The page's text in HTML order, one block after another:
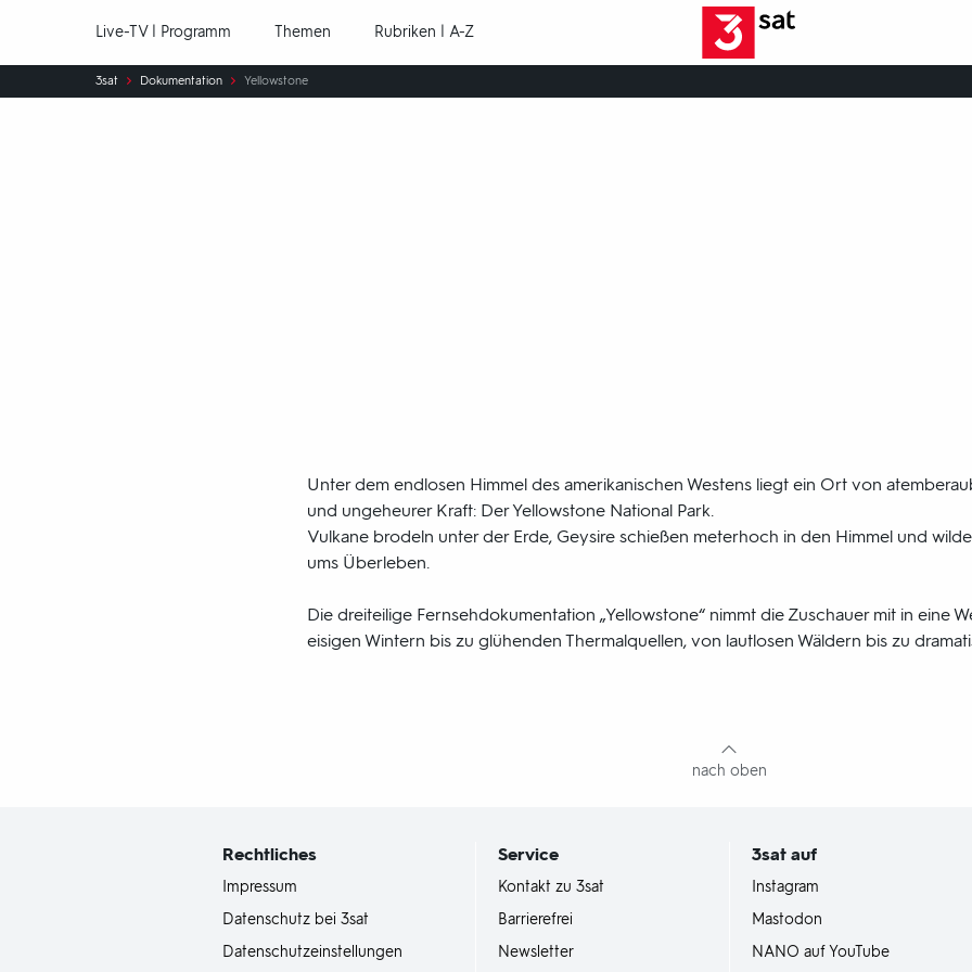
Live-TV | Programm Themen Rubriken | A-Z
Sie
sind
3sat Dokumentation Yellowstone
Unter dem endlosen Himmel des amerikanischen Westens liegt ein Ort von
und ungeheurer Kraft: Der Yellowstone National Park.
Vulkane brodeln unter der Erde, Geysire schießen meterhoch in den Himmel und
ums Überleben.
Die dreiteilige Fernsehdokumentation „Yellowstone“ nimmt die Zuschauer mit in eine
eisigen Wintern bis zu glühenden Thermalquellen, von lautlosen Wäldern bis zu
nach oben
Rechtliches
Impressum
Datenschutz bei 3sat
Datenschutzeinstellungen
Service
Kontakt zu 3sat
Barrierefrei
Newsletter
3sat auf
Instagram
Mastodon
NANO auf YouTube